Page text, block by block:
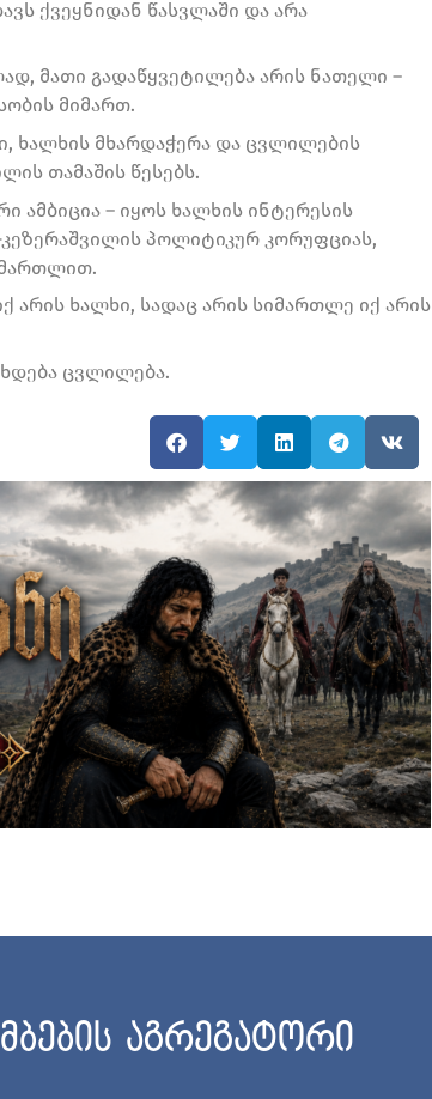
ქვეყნიდან წასვლაში და არა
მათი გადაწყვეტილება არის ნათელი –
მიმართ.
ხალხის მხარდაჭერა და ცვლილების
თამაშის წესებს.
ამბიცია – იყოს ხალხის ინტერესის
პოლიტიკურ კორუფციას,
არის ხალხი, სადაც არის სიმართლე იქ არის
ცვლილება.
აგრეგატორი